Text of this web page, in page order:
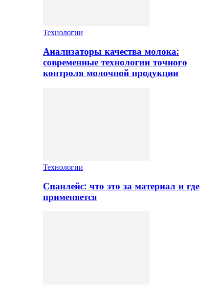
Технологии
Анализаторы качества молока:
современные технологии точного
контроля молочной продукции
Технологии
Спанлейс: что это за материал и где
применяется